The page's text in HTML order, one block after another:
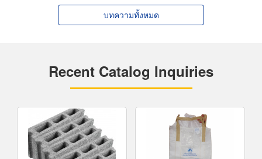
บทความทั้งหมด
Recent Catalog Inquiries